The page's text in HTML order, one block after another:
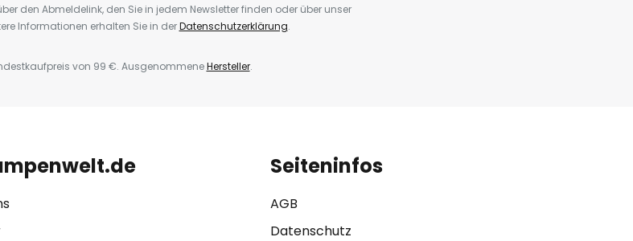
den Abmeldelink, den Sie in jedem Newsletter finden oder über unser
Informationen erhalten Sie in derDatenschutzerklärung.
von 99 €. AusgenommeneHersteller.
Seiteninfos
AGB
Datenschutz